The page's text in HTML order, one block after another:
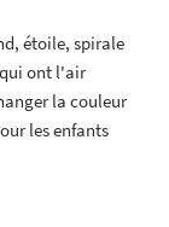
étoile, spirale
qui ont l'air
la couleur
les enfants